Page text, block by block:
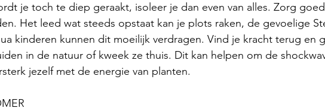
je toch te diep geraakt, isoleer je dan even van alles. Zorg
Het leed wat steeds opstaat kan je plots raken, de gevoelige
kinderen kunnen dit moeilijk verdragen. Vind je kracht terug en
in de natuur of kweek ze thuis. Dit kan helpen om de
jezelf met de energie van planten.